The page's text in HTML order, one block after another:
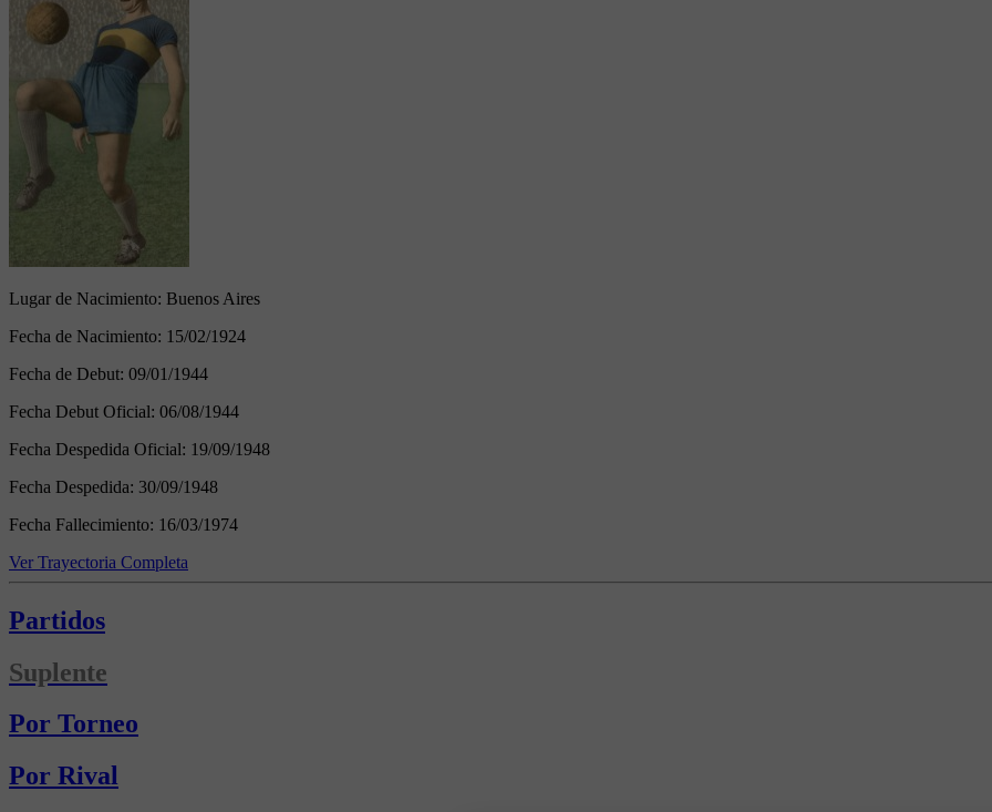
Lugar de Nacimiento: Buenos Aires
Fecha de Nacimiento: 15/02/1924
Fecha de Debut: 09/01/1944
Fecha Debut Oficial: 06/08/1944
Fecha Despedida Oficial: 19/09/1948
Fecha Despedida: 30/09/1948
Fecha Fallecimiento: 16/03/1974
Ver Trayectoria Completa
Partidos
Suplente
Por Torneo
Por Rival